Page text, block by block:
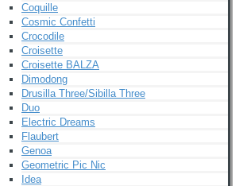
Coquille
Cosmic Confetti
Crocodile
Croisette
Croisette BALZA
Dimodong
Drusilla Three/Sibilla Three
Duo
Electric Dreams
Flaubert
Genoa
Geometric Pic Nic
Idea